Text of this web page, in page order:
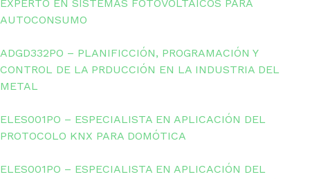
EXPERTO EN SISTEMAS FOTOVOLTAICOS PARA
AUTOCONSUMO
ADGD332PO – PLANIFICCIÓN, PROGRAMACIÓN Y
CONTROL DE LA PRDUCCIÓN EN LA INDUSTRIA DEL
METAL
ELES001PO – ESPECIALISTA EN APLICACIÓN DEL
PROTOCOLO KNX PARA DOMÓTICA
ELES001PO – ESPECIALISTA EN APLICACIÓN DEL